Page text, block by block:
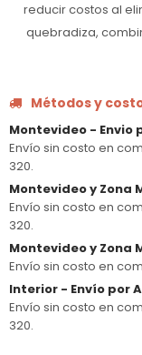
reducir costos al
quebradiza,
Métodos y
Montevideo - Envio
Envío sin costo en
320.
Montevideo y
Envío sin costo en
320.
Montevideo y Zona
Envío sin costo en
Interior - Envío por
Envío sin costo en
320.